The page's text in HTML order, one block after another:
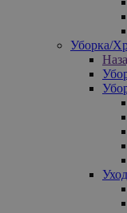
Уборка/